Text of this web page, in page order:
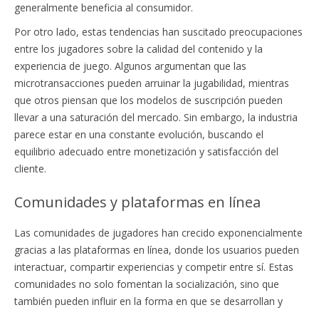
generalmente beneficia al consumidor.
Por otro lado, estas tendencias han suscitado preocupaciones
entre los jugadores sobre la calidad del contenido y la
experiencia de juego. Algunos argumentan que las
microtransacciones pueden arruinar la jugabilidad, mientras
que otros piensan que los modelos de suscripción pueden
llevar a una saturación del mercado. Sin embargo, la industria
parece estar en una constante evolución, buscando el
equilibrio adecuado entre monetización y satisfacción del
cliente.
Comunidades y plataformas en línea
Las comunidades de jugadores han crecido exponencialmente
gracias a las plataformas en línea, donde los usuarios pueden
interactuar, compartir experiencias y competir entre sí. Estas
comunidades no solo fomentan la socialización, sino que
también pueden influir en la forma en que se desarrollan y